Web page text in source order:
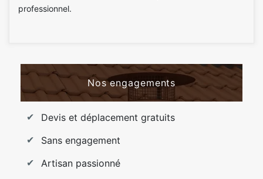
professionnel.
Nos engagements
Devis et déplacement gratuits
Sans engagement
Artisan passionné